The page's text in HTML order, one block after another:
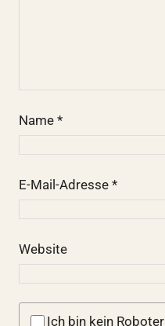
Name *
E-Mail-Adresse *
Website
Ich bin kein Roboter